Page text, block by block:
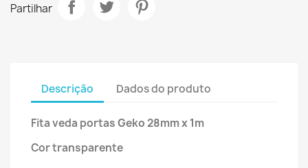
Partilhar
Descrição Dados do produto
Fita veda portas Geko 28mm x 1m
Cor transparente